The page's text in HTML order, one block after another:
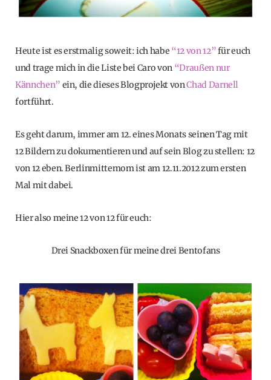
Heute ist es erstmalig soweit: ich habe “12 von 12”für euch
und trage mich in die Liste bei Caro von “Draußen nur
Kännchen” ein, die dieses Blogprojekt vonChad Darnell
fortführt.
Es geht darum, immer am 12. eines Monats seinen Tag mit
12 Bildern zu dokumentieren und auf sein Blog zu stellen: 12
von 12 eben. Berlinmittemom ist am 12.11.2012 zum ersten
Mal mit dabei.
Hier also meine 12 von 12 für euch:
Drei Snackboxen für meine drei Bentofans